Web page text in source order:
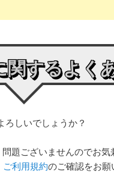
するよく
しいでしょうか？
題ございませんのでお気
ご利用規約のご確認をお願